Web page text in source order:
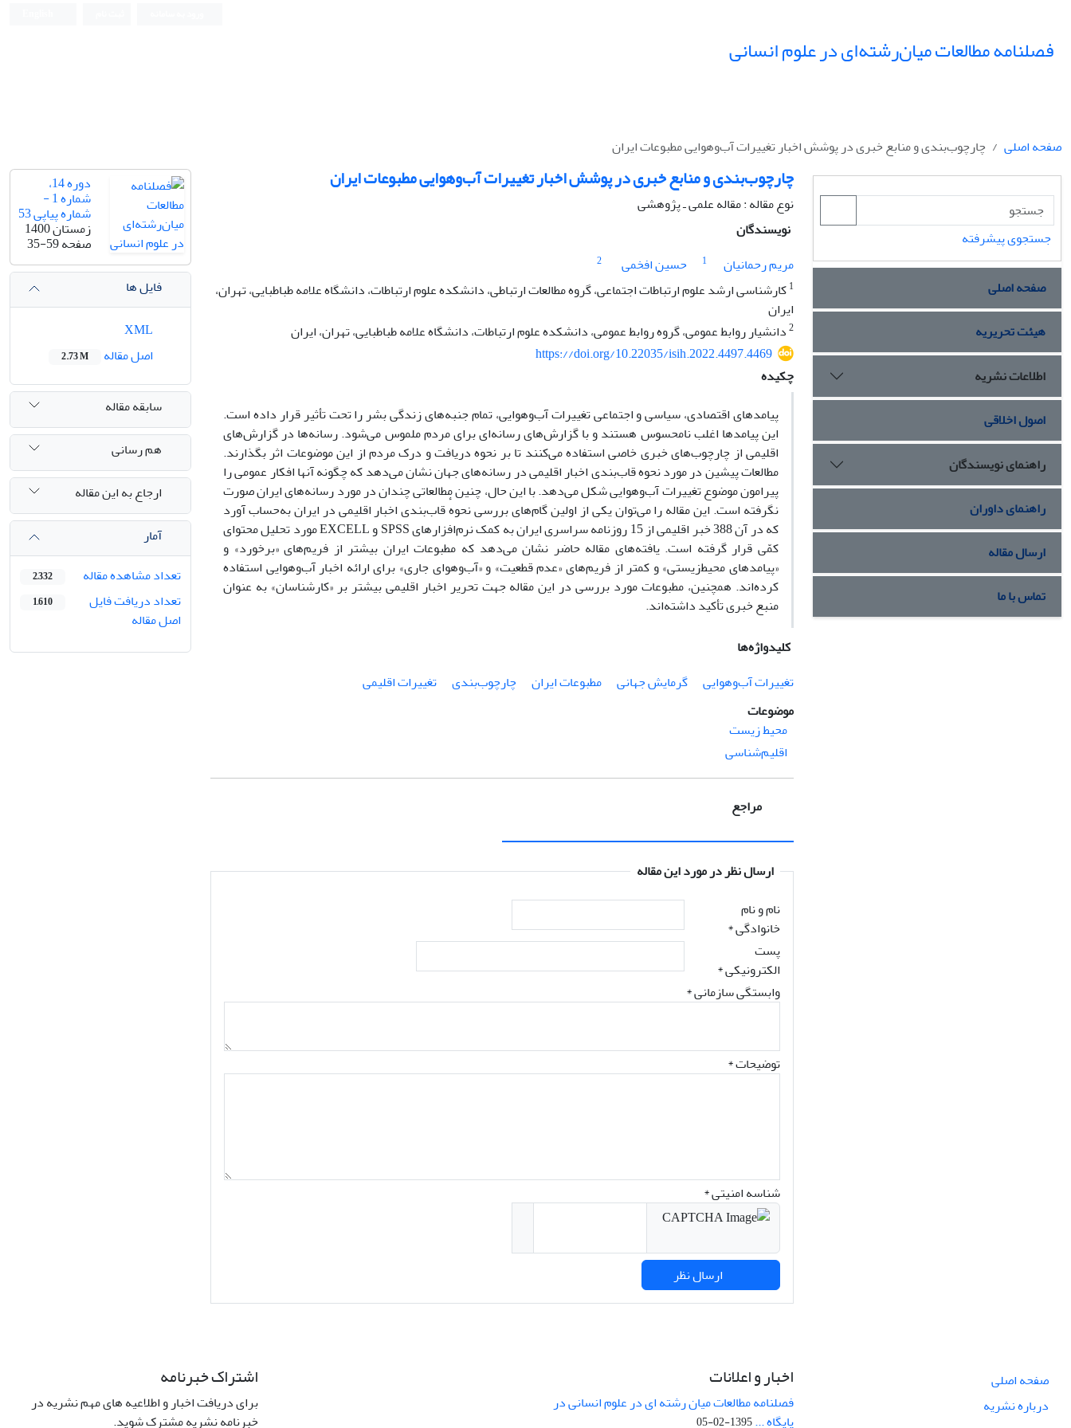
فصلنامه مطالعات میان‌رشته‌ای در علوم انسانی
صفحه اصلی چارچوب‌بندی و منابع خبری در پوشش اخبار تغییرات آب‌و‌هوایی مطبوعات ایران
چارچوب‌بندی و منابع خبری در پوشش اخبار تغییرات آب‌و‌هوایی مطبوعات ایران
نوع مقاله : مقاله علمی ـ پژوهشی
نویسندگان
مریم رحمانیان
1 حسین افخمی
2
1کارشناسی ارشد علوم ارتباطات اجتماعی، گروه مطالعات ارتباطی، دانشکده علوم ارتباطات، دانشگاه علامه طباطبایی، تهران،
ایران
2دانشیار روابط عمومی، گروه روابط عمومی، دانشکده علوم ارتباطات، دانشگاه علامه طباطبایی، تهران، ایران
https://doi.org/10.22035/isih.2022.4497.4469
چکیده
پیامدهای اقتصادی، سیاسی و اجتماعی تغییرات آب‌و‌هوایی، تمام جنبه‌های زندگی بشر را تحت تأثیر قرار داده است.
این پیامدها اغلب نامحسوس هستند و با گزارش‌های رسانه‌ای برای مردم ملموس می‌شود. رسانه‌ها در گزارش‌های
اقلیمی از چارچوب‌های خبری خاصی استفاده می‌کنند تا بر نحوه دریافت و درک مردم از این موضوعات اثر بگذارند.
مطالعات پیشین در مورد نحوه قاب‌بندی اخبار اقلیمی در رسانه‌های جهان نشان می‌دهد که چگونه آنها افکار عمومی را
پیرامون موضوع تغییرات آب‌و‌هوایی شکل می‌دهد. با این حال، چنین مطالعاتی چندان در مورد رسانه‌های ایران صورت
نگرفته است. این مقاله را می‌توان یکی از اولین گام‌های بررسی نحوهٔ قاب‌بندی اخبار اقلیمی در ایران به‌حساب آورد
که در آن 388 خبر اقلیمی از 15 روزنامه سراسری ایران به کمک نرم‌افزارهای SPSS و EXCELL مورد تحلیل محتوای
کمّی قرار گرفته است. یافته‌های مقاله حاضر نشان می‌دهد که مطبوعات ایران بیشتر از فریم‌های «برخورد» و
«پیامدهای محیط‌زیستی» و کمتر از فریم‌های «عدم قطعیت» و «آب‌و‌هوای جاری» برای ارائه اخبار آب‌و‌هوایی استفاده
کرده‌اند. همچنین، مطبوعات مورد بررسی در این مقاله جهت تحریر اخبار اقلیمی بیشتر بر «کارشناسان» به عنوان
منبع خبری تأکید داشته‌اند.
کلیدواژه‌ها
تغییرات آب‌و‌هوایی
گرمایش جهانی مطبوعات ایران چارچوب‌بندی
تغییرات اقلیمی
موضوعات
محیط زیست
اقلیم‌شناسی
مراجع
ارسال نظر در مورد این مقاله
نام و نام
خانوادگی*
پست
الکترونیکی*
وابستگی سازمانی *
توضیحات *
شناسه امنیتی *
دوره 14،
شماره 1 -
شماره پیاپی 53
زمستان 1400
صفحه35-59
فایل ها
اصل مقاله
2.73 M
سابقه مقاله
هم رسانی
ارجاع به این مقاله
آمار
تعداد مشاهده مقاله
2,332
تعداد دریافت فایل
اصل مقاله
1,610
جستجوی پیشرفته
صفحه اصلی
هیئت تحریریه
اطلاعات نشریه
اصول اخلاقی
راهنمای نویسندگان
راهنمای داوران
ارسال مقاله
تماس با ما
صفحه اصلی
درباره نشریه
اخبار و اعلانات
فصلنامه مطالعات میان رشته ای در علوم انسانی در
پایگاه ...1395-02-05
اشتراک خبرنامه
برای دریافت اخبار و اطلاعیه های مهم نشریه در
خبرنامه نشریه مشترک شوید.